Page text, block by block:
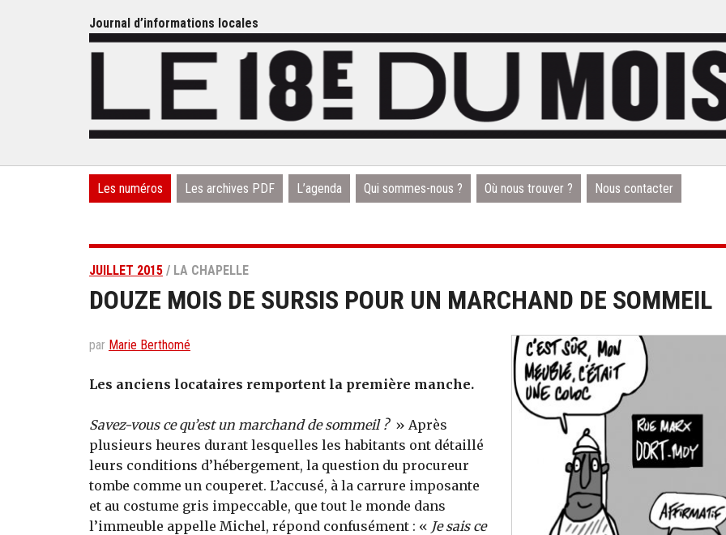
Journal d’informations locales
Les numéros Les archives PDF L’agenda Qui sommes-nous ? Où nous trouver ? Nous contacter
JUILLET 2015 / LA CHAPELLE
DOUZE MOIS DE SURSIS POUR UN MARCHAND DE SOMMEIL
par Marie Berthomé
Les anciens locataires remportent la première manche.
Savez-vous ce qu’est un marchand de sommeil ? » Après
plusieurs heures durant lesquelles les habitants ont détaillé
leurs conditions d’hébergement, la question du procureur
tombe comme un couperet. L’accusé, à la carrure imposante
et au costume gris impeccable, que tout le monde dans
l’immeuble appelle Michel, répond confusément : « Je sais ce